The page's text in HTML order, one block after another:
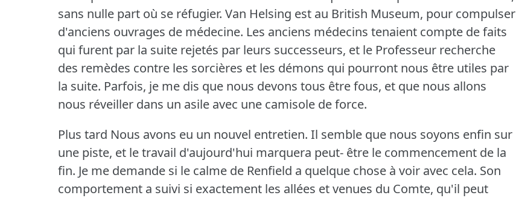
sans nulle part où se réfugier. Van Helsing est au British Museum, pour compulser
d'anciens ouvrages de médecine. Les anciens médecins tenaient compte de faits
qui furent par la suite rejetés par leurs successeurs, et le Professeur recherche
des remèdes contre les sorcières et les démons qui pourront nous être utiles par
la suite. Parfois, je me dis que nous devons tous être fous, et que nous allons
nous réveiller dans un asile avec une camisole de force.
Plus tard Nous avons eu un nouvel entretien. Il semble que nous soyons enfin sur
une piste, et le travail d'aujourd'hui marquera peut- être le commencement de la
fin. Je me demande si le calme de Renfield a quelque chose à voir avec cela. Son
comportement a suivi si exactement les allées et venues du Comte, qu'il peut